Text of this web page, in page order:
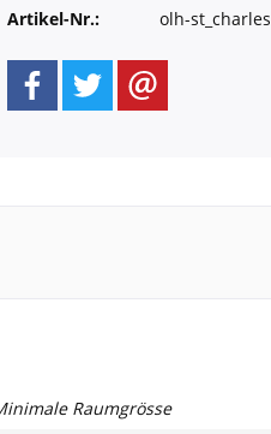
Artikel-Nr.: olh-st_charles
Raumgrösse